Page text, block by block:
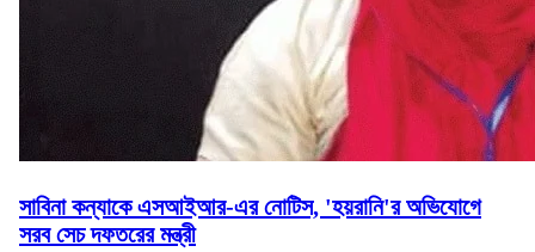
সাবিনা কন্যাকে এসআইআর-এর নোটিস, 'হয়রানি'র অভিযোগে
সরব সেচ দফতরের মন্ত্রী